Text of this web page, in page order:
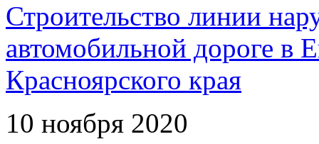
Строительство линии
автомобильной дороге в
Красноярского края
10 ноября 2020